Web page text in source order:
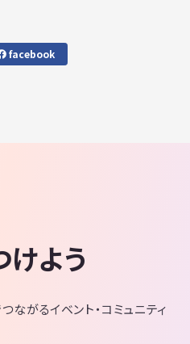
facebook
けよう
ながるイベント・コミュニティ